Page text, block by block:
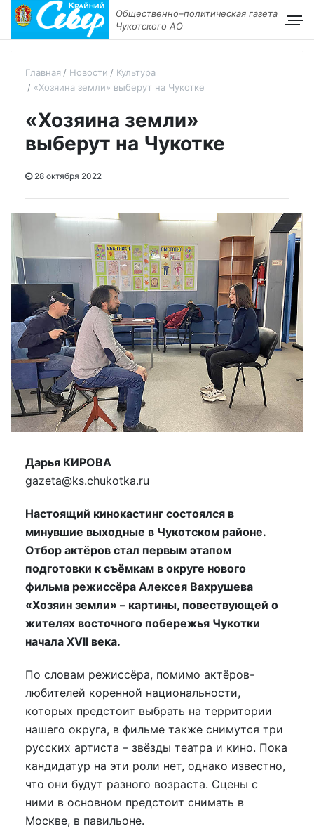
Общественно–политическая газета
Чукотского АО
Главная Новости
Культура
«Хозяина земли» выберут на Чукотке
«Хозяина земли»
выберут на Чукотке
28 октября 2022
Дарья КИРОВА
gazeta@ks.chukotka.ru
Настоящий кинокастинг состоялся в
минувшие выходные в Чукотском районе.
Отбор актёров стал первым этапом
подготовки к съёмкам в округе нового
фильма режиссёра Алексея Вахрушева
«Хозяин земли» – картины, повествующей о
жителях восточного побережья Чукотки
начала XVII века.
По словам режиссёра, помимо актёров-
любителей коренной национальности,
которых предстоит выбрать на территории
нашего округа, в фильме также снимутся три
русских артиста – звёзды театра и кино. Пока
кандидатур на эти роли нет, однако известно,
что они будут разного возраста. Сцены с
ними в основном предстоит снимать в
Москве, в павильоне.